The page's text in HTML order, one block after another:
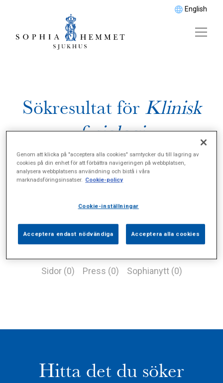
English
Sökresultat för Klinisk
fysiologi
Sidor (0) Press (0) Sophianytt (0)
Hitta det du söker
Genom att klicka på "acceptera alla cookies" samtycker du till lagring av
cookies på din enhet för att förbättra navigeringen på webbplatsen,
analysera webbplatsens användning och bistå i våra
marknadsföringsinsatser. Cookie-policy
Cookie-inställningar
Acceptera endast nödvändiga Acceptera alla cookies